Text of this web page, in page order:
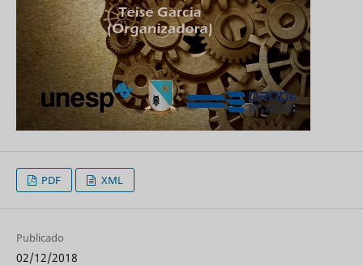
PDF XML
Publicado
02/12/2018